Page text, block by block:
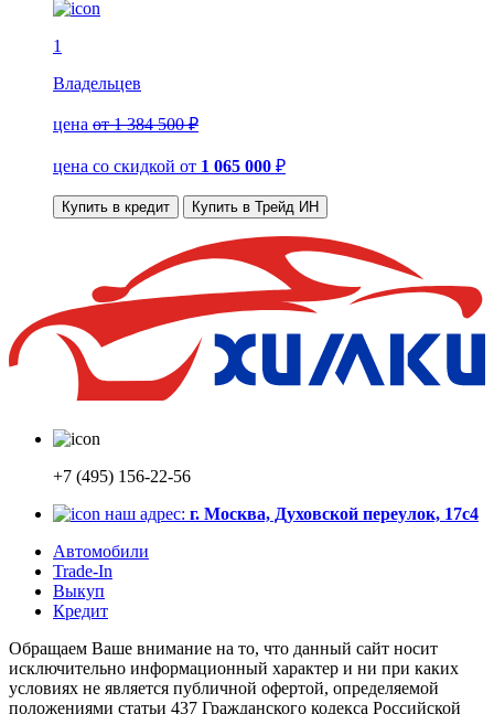
1
Владельцев
цена от 1 384 500 ₽
цена со скидкой от 1 065 000 ₽
Купить в кредит Купить в Трейд ИН
+7 (495) 156-22-56
наш адрес: г. Москва, Духовской переулок, 17с4
Автомобили
Trade-In
Выкуп
Кредит
Обращаем Ваше внимание на то, что данный сайт носит
исключительно информационный характер и ни при каких
условиях не является публичной офертой, определяемой
положениями статьи 437 Гражданского кодекса Российской